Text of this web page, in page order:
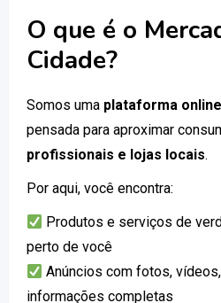
O que é o
Cidade?
Somos uma plataforma
pensada para aproximar
profissionais e lojas locais.
Por aqui, você encontra:
Produtos e serviços de
perto de você
Anúncios com fotos,
informações completas